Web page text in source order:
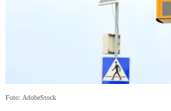
Foto: AdobeStock